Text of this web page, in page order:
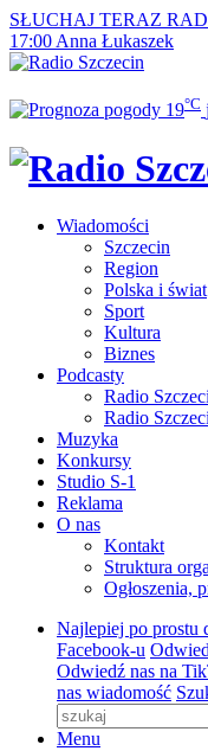
SŁUCHAJ TERAZ
17:00 Anna Łukaszek
19°C
Wiadomości
Szczecin
Region
Polska i świat
Sport
Kultura
Biznes
Podcasty
Radio
Radio
Muzyka
Konkursy
Studio S-1
Reklama
O nas
Kontakt
Struktura
Ogłoszenia,
Najlepiej po prostu
Facebook-u
Odwiedź nas na
nas wiadomość
Menu